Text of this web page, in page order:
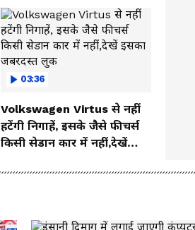
03:36
Volkswagen Virtus से नहीं
हटेंगी निगाहें, इसके जैसे फीचर्स
किसी सेडान कार में नहीं,देखें